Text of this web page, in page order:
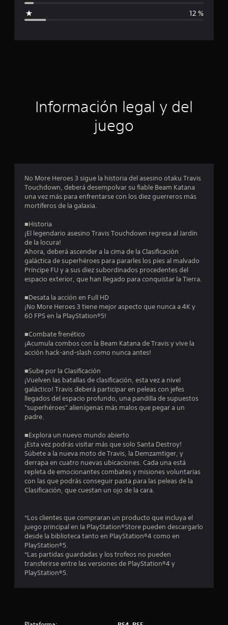
a
ó
o
m
d
o
4
1
t
l
l
s
d
i
12 %
Información legal y del
juego
No More Heroes 3 sigue la historia del asesino otaku Travis
Touchdown, deberá desempolvar su fiable Beam Katana
una vez más para enfrentarse con los diez guerreros más
mortíferos de la galaxia.
■Historia
¡El legendario asesino Travis Touchdown regresa al Jardín
de la locura!
Ahora, deberá ascender a la cima de la Clasificación
galáctica de superhéroes para pararles los pies al malvado
Príncipe FU y a sus diez subordinados procedentes del
espacio exterior, que han llegado para conquistar la Tierra.
■Desata la acción en Full HD
¡No More Heroes 3 tiene mejor aspecto que nunca a 4K y
60 FPS en la PlayStation®5!
■Combate frenético
¡Acumula combos con la Beam Katana de Travis y vive la
acción hack-and-slash como nunca antes!
■Sube por la Clasificación
¡Vuelven las batallas de clasificación, esta vez a nivel
galáctico! Travis deberá participar en peleas con jefes
llegados del espacio profundo, una pandilla de supuestos
"superhéroes" alienígenas más malos que pegar a un
padre.
■Explora un nuevo mundo abierto
¡Esta vez podrás visitar más que solo Santa Destroy!
Súbete a la nueva moto de Travis, la Demzamtiger, y
derrapa en cuatro nuevas ubicaciones. Cada una está
repleta de emocionantes combates y misiones voluntarias
con las que podrás conseguir pasta para las peleas de la
Clasificación, que cuestan un ojo de la cara.
*Los clientes que compraran un producto que incluya el
juego principal en la PlayStation®Store pueden descargarlo
desde la biblioteca tanto en PlayStation®4 como en
PlayStation®5.
*Las partidas guardadas y los trofeos no pueden
transferirse entre las versiones de PlayStation®4 y
PlayStation®5.